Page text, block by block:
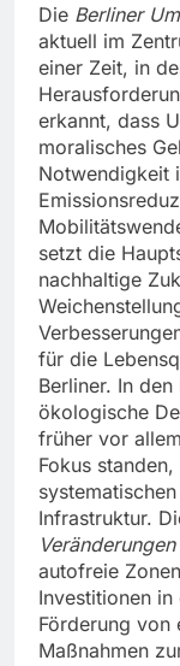
Die Berliner
aktuell im
einer Zeit, in
erkannt, dass
moralisches
Notwendigkeit
setzt die
nachhaltige
für die
Berliner. In
ökologische
früher vor
Fokus
Infrastruktur.
Veränderungen
autofreie
Investitionen
Förderung von
Maßnahmen